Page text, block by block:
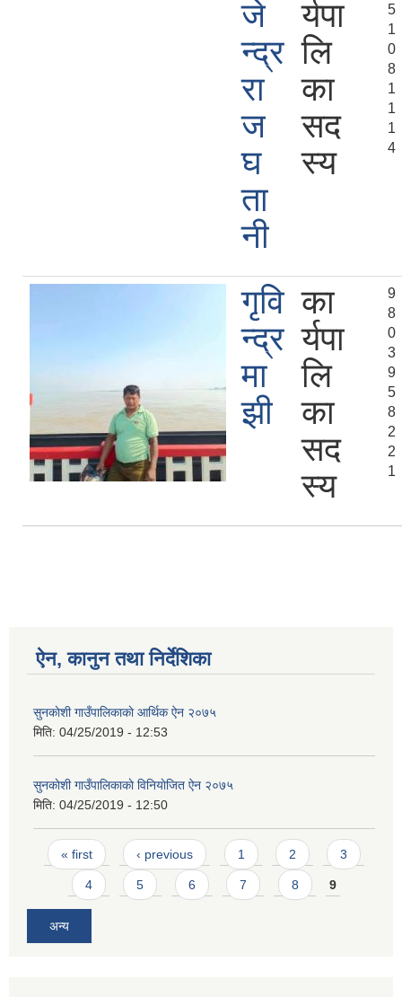
जे
न्द्र
रा
ज
घ
ता
नी
र्यपा
लि
का
सद
स्य
5
1
0
8
1
1
1
4
गृवि
न्द्र
मा
झी
का
र्यपा
लि
का
सद
स्य
9
8
0
3
9
5
8
2
2
1
ऐन, कानुन तथा निर्देशिका
सुनकाेशी गाउँपालिकाकाे आर्थिक ऐन २०७५
मिति: 04/25/2019 - 12:53
सुनकाेशी गाउँपालिकाकाे विनियाेजित ऐन २०७५
मिति: 04/25/2019 - 12:50
Pages
« first ‹ previous 1 2 3
4 5 6 7 8 9
अन्य